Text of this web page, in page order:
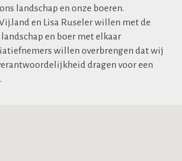
landschap en onze boeren.
en Lisa Ruseler willen met de
en boer met elkaar
willen overbrengen dat wij
dragen voor een